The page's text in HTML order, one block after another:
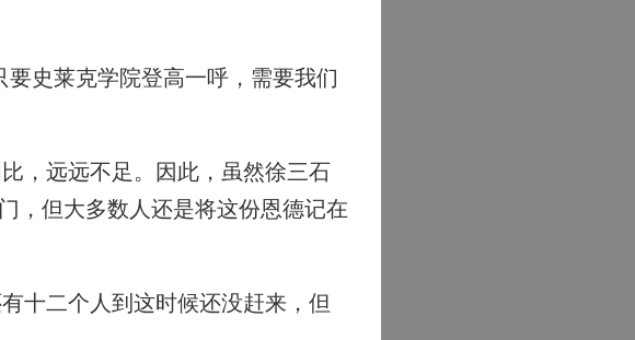
史莱克学院登高一呼，需要我们
，远远不足。因此，虽然徐三石
，但大多数人还是将这份恩德记在
十二个人到这时候还没赶来，但